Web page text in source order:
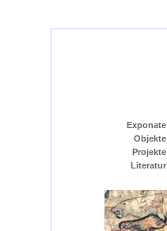
Exponate
Objekte
Projekte
Literatur